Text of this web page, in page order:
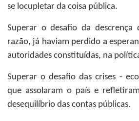
se locupletar da coisa pública.
Superar o desafio da descrença
razão, já haviam perdido a
autoridades constituídas, na
Superar o desafio das crises -
que assolaram o país e
desequilíbrio das contas públicas.